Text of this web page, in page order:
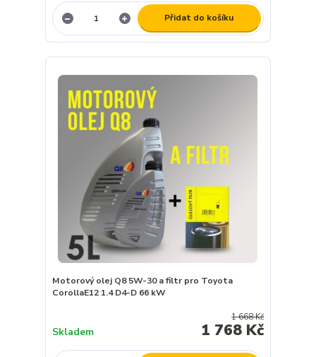
Přidat do košíku
Motorový olej Q8 5W-30 a filtr pro Toyota
CorollaE12 1.4 D4-D 66 kW
1 668 Kč
1 768 Kč
Skladem